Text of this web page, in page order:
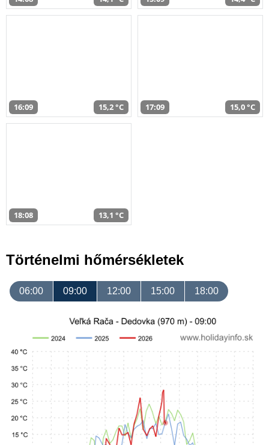
16:09 15,2 °C 17:09 15,0 °C
18:08 13,1 °C
Történelmi hőmérsékletek
06:00 09:00 12:00 15:00 18:00